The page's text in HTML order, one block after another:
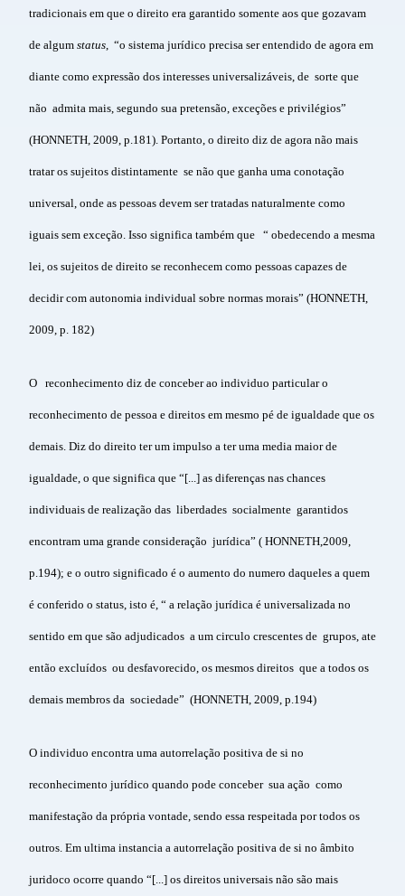
tradicionais em que o direito era garantido somente aos que gozavam
de algum status, “o sistema jurídico precisa ser entendido de agora em
diante como expressão dos interesses universalizáveis, de sorte que
não admita mais, segundo sua pretensão, exceções e privilégios”
(HONNETH, 2009, p.181). Portanto, o direito diz de agora não mais
tratar os sujeitos distintamente se não que ganha uma conotação
universal, onde as pessoas devem ser tratadas naturalmente como
iguais sem exceção. Isso significa também que “ obedecendo a mesma
lei, os sujeitos de direito se reconhecem como pessoas capazes de
decidir com autonomia individual sobre normas morais” (HONNETH,
2009, p. 182)
O reconhecimento diz de conceber ao individuo particular o
reconhecimento de pessoa e direitos em mesmo pé de igualdade que os
demais. Diz do direito ter um impulso a ter uma media maior de
igualdade, o que significa que “[...] as diferenças nas chances
individuais de realização das liberdades socialmente garantidos
encontram uma grande consideração jurídica” ( HONNETH,2009,
p.194); e o outro significado é o aumento do numero daqueles a quem
é conferido o status, isto é, “ a relação jurídica é universalizada no
sentido em que são adjudicados a um circulo crescentes de grupos, ate
então excluídos ou desfavorecido, os mesmos direitos que a todos os
demais membros da sociedade” (HONNETH, 2009, p.194)
O individuo encontra uma autorrelação positiva de si no
reconhecimento jurídico quando pode conceber sua ação como
manifestação da própria vontade, sendo essa respeitada por todos os
outros. Em ultima instancia a autorrelação positiva de si no âmbito
juridoco ocorre quando “[...] os direitos universais não são mais